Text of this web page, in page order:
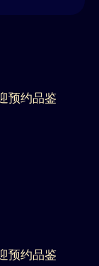
预约品鉴
预约品鉴